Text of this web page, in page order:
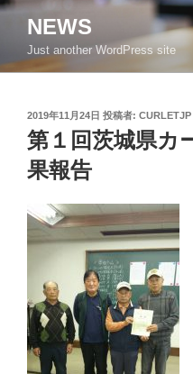
コ
ン
NEWS
Just another WordPress site
投
稿
日:
2019年11月24日 投稿者: CURLETJP
第１回茨城県カ
果報告